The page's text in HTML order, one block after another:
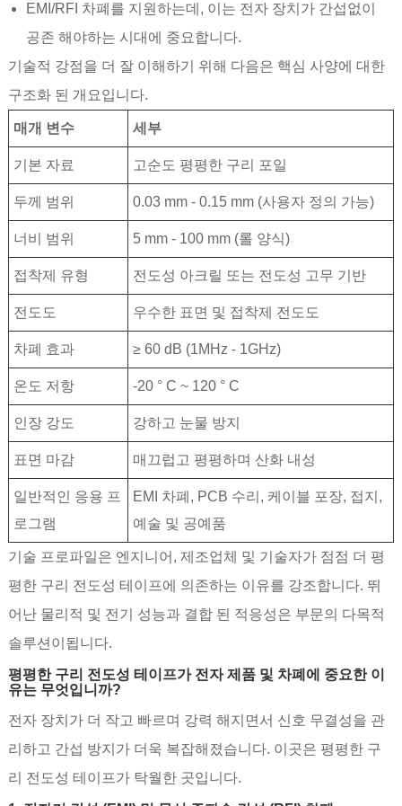
EMI/RFI 차폐를 지원하는데, 이는 전자 장치가 간섭없이
공존 해야하는 시대에 중요합니다.
기술적 강점을 더 잘 이해하기 위해 다음은 핵심 사양에 대한
구조화 된 개요입니다.
매개 변수 세부
기본 자료 고순도 평평한 구리 포일
두께 범위 0.03 mm - 0.15 mm (사용자 정의 가능)
너비 범위 5 mm - 100 mm (롤 양식)
접착제 유형 전도성 아크릴 또는 전도성 고무 기반
전도도 우수한 표면 및 접착제 전도도
차폐 효과 ≥ 60 dB (1MHz - 1GHz)
온도 저항 -20 ° C ~ 120 ° C
인장 강도 강하고 눈물 방지
표면 마감 매끄럽고 평평하며 산화 내성
일반적인 응용 프
로그램
EMI 차폐, PCB 수리, 케이블 포장, 접지,
예술 및 공예품
기술 프로파일은 엔지니어, 제조업체 및 기술자가 점점 더 평
평한 구리 전도성 테이프에 의존하는 이유를 강조합니다. 뛰
어난 물리적 및 전기 성능과 결합 된 적응성은 부문의 다목적
솔루션이됩니다.
평평한 구리 전도성 테이프가 전자 제품 및 차폐에 중요한 이
유는 무엇입니까?
전자 장치가 더 작고 빠르며 강력 해지면서 신호 무결성을 관
리하고 간섭 방지가 더욱 복잡해졌습니다. 이곳은 평평한 구
리 전도성 테이프가 탁월한 곳입니다.